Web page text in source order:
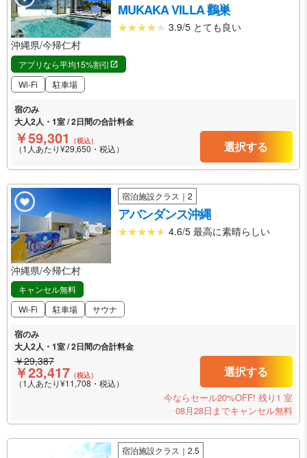
MUKAKA VILLA 鸛巣
3.9/5 とても良い
沖縄県/今帰仁村
アプリなら平均15%割引
Wi-Fi
駐車場
宿のみ
大人2人・1室 / 2日間の合計料金
￥59,301 （税込）
（1人あたり¥29,650・税込） 選択する
宿泊施設クラス｜2
アバンダンス沖縄
4.6/5 最高に素晴らしい
沖縄県/今帰仁村
キャンセル無料
Wi-Fi
駐車場 サウナ
宿のみ
大人2人・1室 / 2日間の合計料金
￥29,387
￥23,417 （税込）
（1人あたり¥11,708・税込）
選択する
今ならセール20%OFF! 残り1 室
08月28日までキャンセル無料
宿泊施設クラス｜2.5